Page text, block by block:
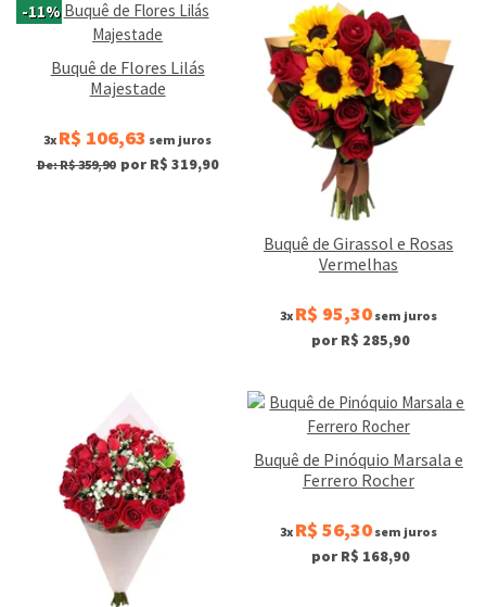
-11%
Buquê de Flores Lilás
Majestade
3x R$ 106,63 sem juros
De: R$ 359,90 por R$ 319,90
Buquê de Girassol e Rosas
Vermelhas
3x R$ 95,30sem juros
por R$ 285,90
Buquê de Pinóquio Marsala e
Ferrero Rocher
3x R$ 56,30sem juros
por R$ 168,90